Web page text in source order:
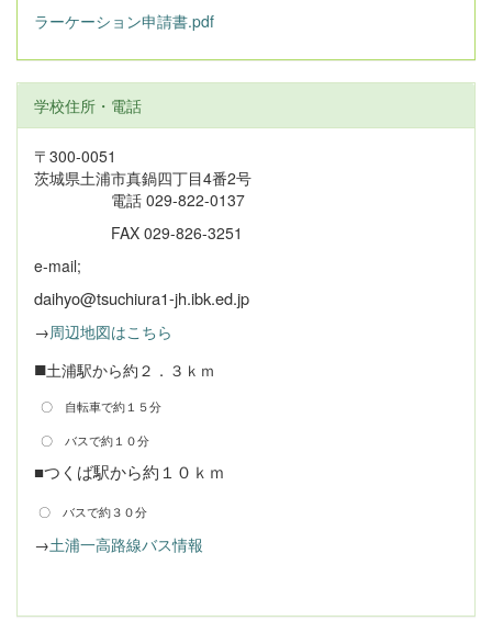
ラーケーション申請書.pdf
学校住所・電話
〒300-0051
茨城県土浦市真鍋四丁目4番2号
電話 029-822-0137
FAX 029-826-3251
e-mail;
daihyo@tsuchiura1-jh.ibk.ed.jp
→周辺地図はこちら
■土浦駅から約２．３ｋｍ
〇 自転車で約１５分
〇 バスで約１０分
■つくば駅から約１０ｋｍ
〇 バスで約３０分
→土浦一高路線バス情報